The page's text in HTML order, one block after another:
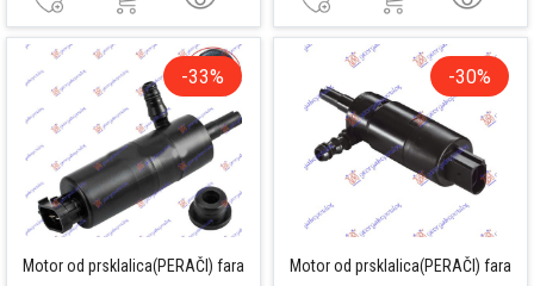
-33%
Motor od prsklalica(PERAČI) fara
-30%
Motor od prsklalica(PERAČI) fara